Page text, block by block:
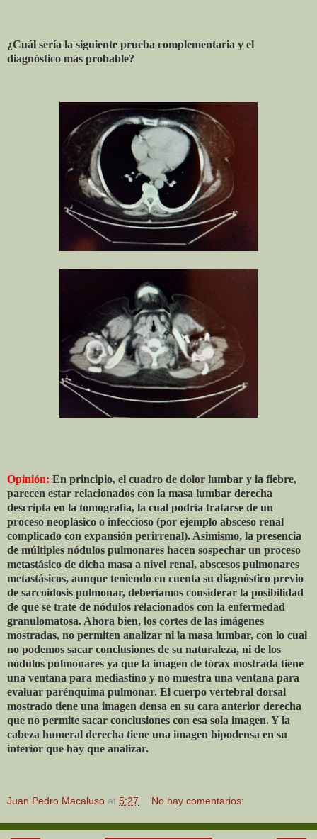
¿Cuál sería la siguiente prueba complementaria y el
diagnóstico más probable?
Opinión: En principio, el cuadro de dolor lumbar y la fiebre,
parecen estar relacionados con la masa lumbar derecha
descripta en la tomografía, la cual podría tratarse de un
proceso neoplásico o infeccioso (por ejemplo absceso renal
complicado con expansión perirrenal). Asimismo, la presencia
de múltiples nódulos pulmonares hacen sospechar un proceso
metastásico de dicha masa a nivel renal, abscesos pulmonares
metastásicos, aunque teniendo en cuenta su diagnóstico previo
de sarcoidosis pulmonar, deberíamos considerar la posibilidad
de que se trate de nódulos relacionados con la enfermedad
granulomatosa. Ahora bien, los cortes de las imágenes
mostradas, no permiten analizar ni la masa lumbar, con lo cual
no podemos sacar conclusiones de su naturaleza, ni de los
nódulos pulmonares ya que la imagen de tórax mostrada tiene
una ventana para mediastino y no muestra una ventana para
evaluar parénquima pulmonar. El cuerpo vertebral dorsal
mostrado tiene una imagen densa en su cara anterior derecha
que no permite sacar conclusiones con esa sola imagen. Y la
cabeza humeral derecha tiene una imagen hipodensa en su
interior que hay que analizar.
Juan Pedro Macaluso at 5:27 No hay comentarios: